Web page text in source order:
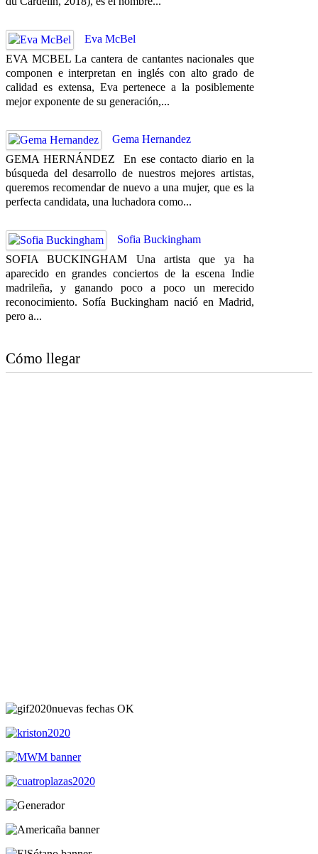
Eva McBel
EVA MCBEL La cantera de cantantes nacionales que
componen e interpretan en inglés con alto grado de
calidad es extensa, Eva pertenece a la posiblemente
mejor exponente de su generación,...
Gema Hernandez
GEMA HERNÁNDEZ En ese contacto diario en la
búsqueda del desarrollo de nuestros mejores artistas,
queremos recomendar de nuevo a una mujer, que es la
perfecta candidata, una luchadora como...
Sofia Buckingham
SOFIA BUCKINGHAM Una artista que ya ha
aparecido en grandes conciertos de la escena Indie
madrileña, y ganando poco a poco un merecido
reconocimiento. Sofía Buckingham nació en Madrid,
pero a...
Cómo llegar